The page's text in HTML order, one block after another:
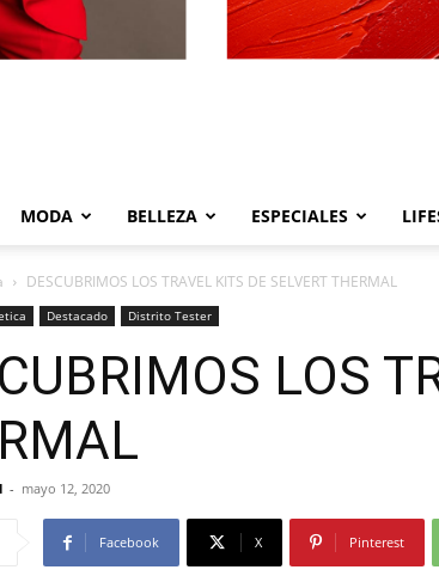
MODA BELLEZA ESPECIALES
DESCUBRIMOS LOS TRAVEL KITS DE SELVERT THERMAL
Destacado Distrito Tester
LOS
- mayo 12, 2020
Facebook X Pinterest